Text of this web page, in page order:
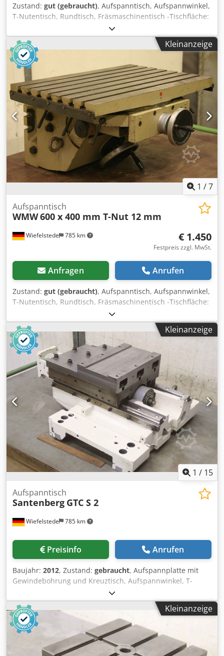
Zustand: gut (gebraucht), Aufspanntisch, Aufspannwinkel,
T-Nutentisch, Rundtisch, Fräsmaschinentisch -Tischfläche:
360 x 660 mm -T Nuten: 8x 12 mm -drehbar: von Hand mit
4x Befestigungsschrauben -schwenkbar: über Kurbel -
verfahrbar: über Kurbel 200 mm -Anzahl: 1 Stück
vorhanden Dcedpfx Ansb A H Rbodjk
Kleinanzeige
1 /7
Wiefelstede 785 km
Aufspanntisch
WMW600 x 400 mm T-Nut 12 mm
€ 1.450
Festpreis zzgl. MwSt.
Anfragen Anrufen
Zustand: gut (gebraucht), Aufspanntisch, Aufspannwinkel,
T-Nutentisch, Rundtisch, Fräsmaschinentisch -Tischfläche:
400 x 600 mm -T Nuten: Nutenbreite 12 mm -drehbar
Dcodpfxob A Iyue Andek -neigbar und schwenkbar ueber
Kurbeln -passt für Deckel Mikron WMW und andere
Fräsmaschinen -Gewicht: 200 kg -Anzahl: 1x vorhanden -
Preis: pro Stück
Kleinanzeige
1 / 15
Wiefelstede 785 km
Aufspanntisch
Santenberg GTC S 2
Preisinfo Anrufen
Baujahr: 2012, Zustand: gebraucht, Aufspannplatte mit
Gewindebohrung und Kreuztisch, Aufspannwinkel, T-
Nutentisch, Rundtisch, Fräsmaschinentisch, Obersupport,
Oberschlitten,Schwalbenschwanz-Führung,
Wekzeugschlitten, Kreuztisch, Kreuzsupport -Hersteller:
Santenberg, Aufspanntisch: Fräsmaschinentisch aus CNC
Bearbeitugszentrum GTC S 2 Dodskm Rn Sepfx Andeck -
Linearführung: THK YNA419 -Welle: Ø 20 x 45 mm -Maße:
Kleinanzeige